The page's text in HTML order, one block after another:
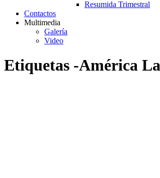
Resumida Trimestral
Contactos
Multimedia
Galería
Video
Etiquetas -América